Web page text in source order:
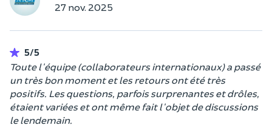
27 nov. 2025
5/5
Toute l'équipe (collaborateurs internationaux) a passé
un très bon moment et les retours ont été très
positifs. Les questions, parfois surprenantes et drôles,
étaient variées et ont même fait l'objet de discussions
le lendemain.